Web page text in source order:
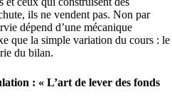
ils ne vendent pas. Non par
dépend d’une mécanique
que la simple variation du cours : le
du bilan.
: « L’art de lever des fonds